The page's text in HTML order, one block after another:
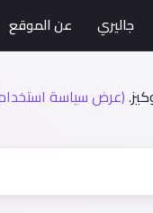
(عرض سياسة
جاليري عن الموقع